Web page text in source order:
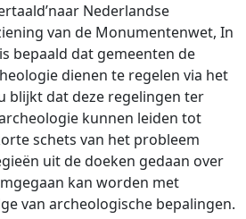
Nederlandse
van de Monumentenwet, In
bepaald dat gemeenten de
dienen te regelen via het
blijkt dat deze regelingen ter
kunnen leiden tot
schets van het probleem
uit de doeken gedaan over
kan worden met
van archeologische bepalingen.